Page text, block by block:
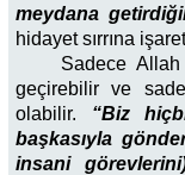
meydana
hidayet sırrına
Sadece
geçirebilir ve
olabilir. “Biz
başkasıyla
insani